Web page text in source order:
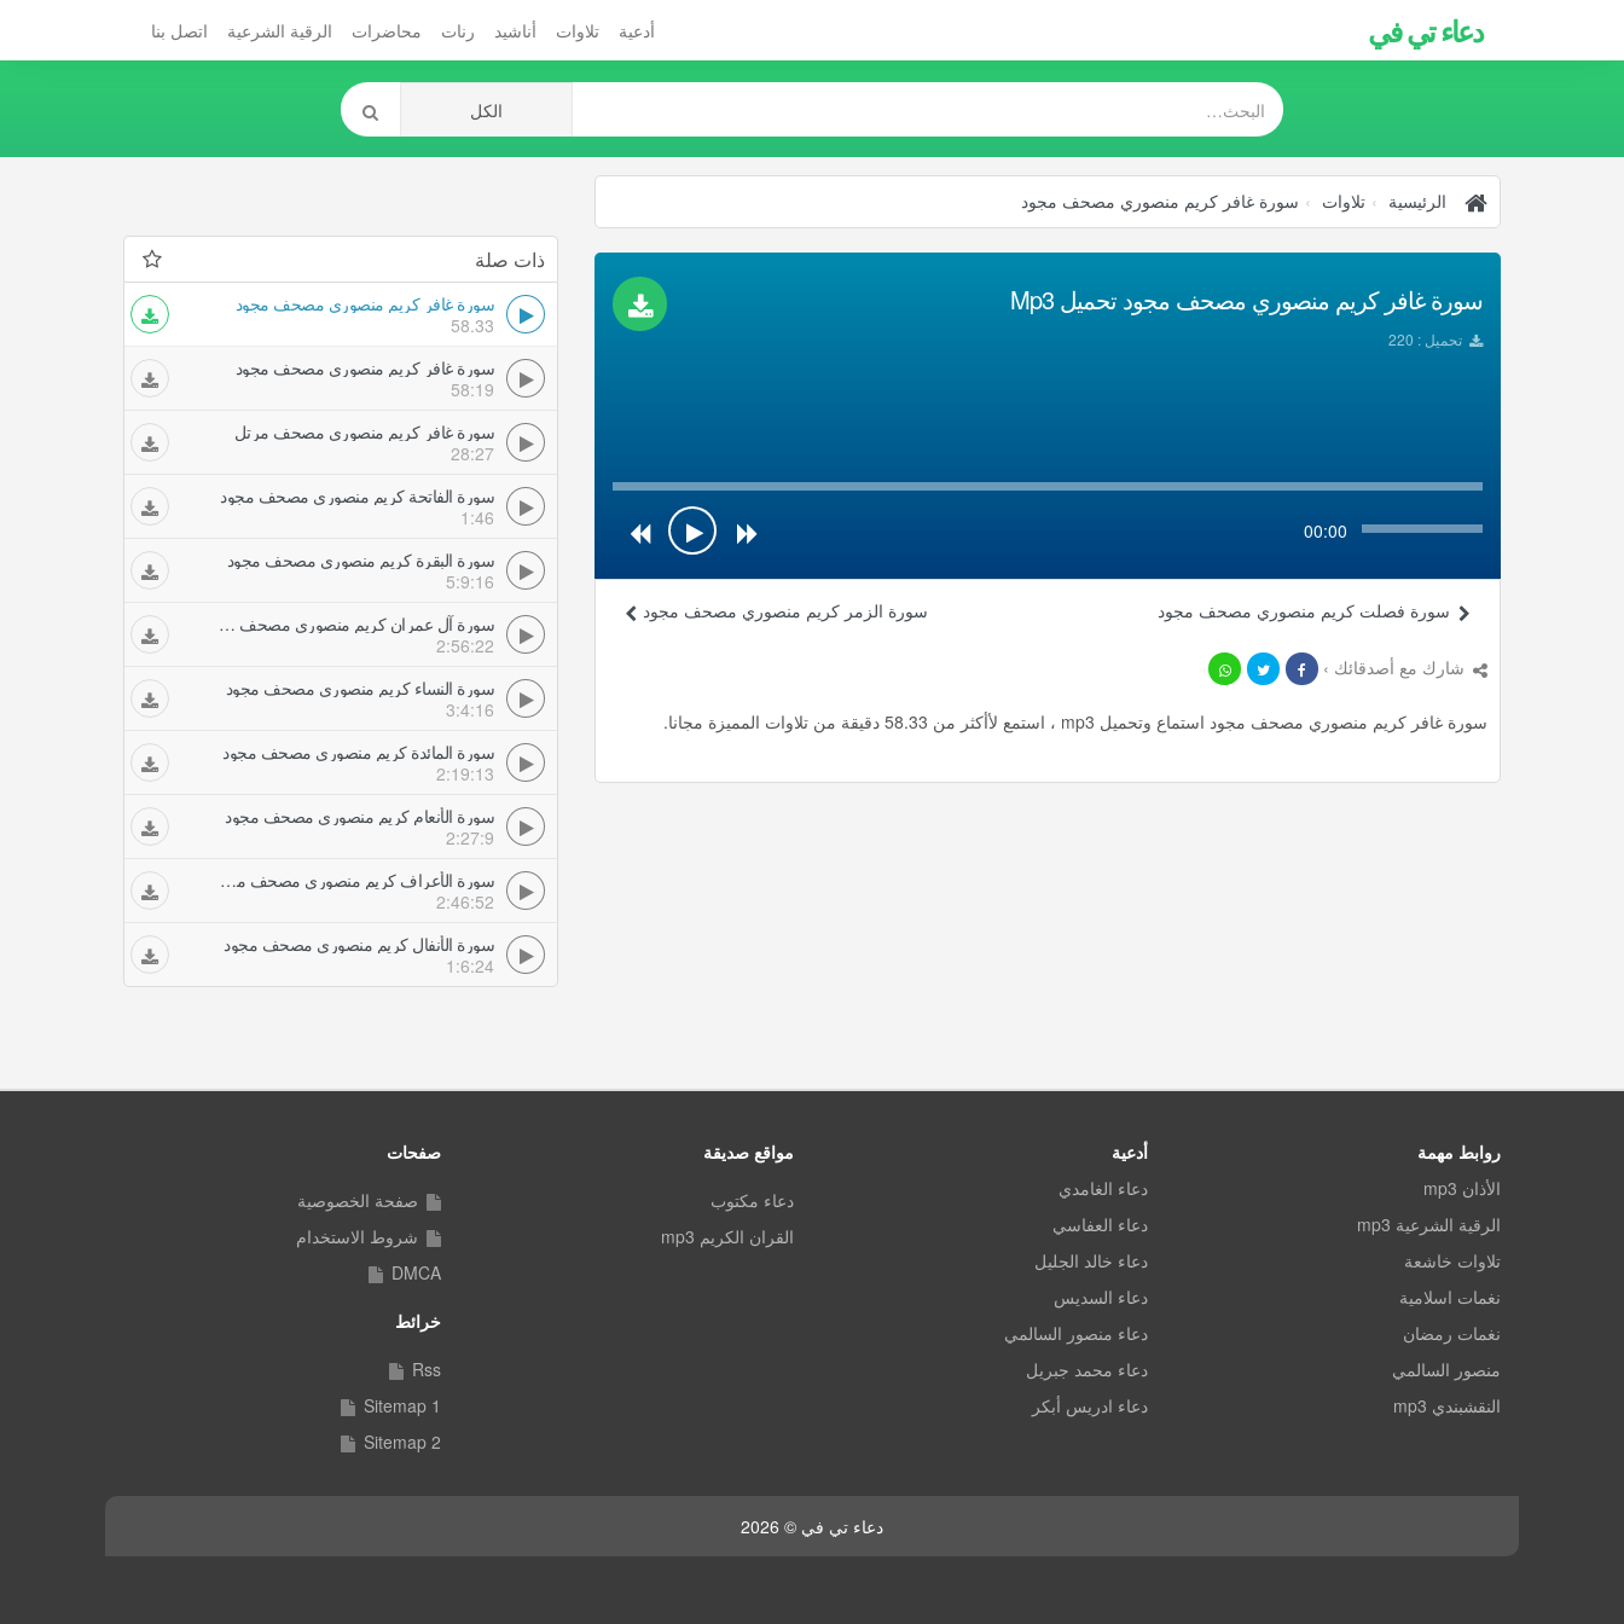
دعاء تي في أدعية تلاوات أناشيد رنات محاضرات الرقية الشرعية اتصل بنا
الرئيسية تلاوات سورة غافر كريم منصوري مصحف مجود
سورة غافر كريم منصوري مصحف مجود تحميل Mp3
تحميل : 220
00:00
سورة الزمر كريم منصوري مصحف مجود سورة فصلت كريم منصوري مصحف مجود
شارك مع أصدقائك ›
سورة غافر كريم منصوري مصحف مجود استماع وتحميل mp3 ، استمع لأأكثر من 58.33 دقيقة من تلاوات المميزة مجانا.
ذات صلة
سورة غافر كريم منصوري مصحف مجود
58.33
سورة غافر كريم منصوري مصحف مجود
58:19
سورة غافر كريم منصوري مصحف مرتل
28:27
سورة الفاتحة كريم منصوري مصحف مجود
1:46
سورة البقرة كريم منصوري مصحف مجود
5:9:16
سورة آل عمران كريم منصوري مصحف مجود
2:56:22
سورة النساء كريم منصوري مصحف مجود
3:4:16
سورة المائدة كريم منصوري مصحف مجود
2:19:13
سورة الأنعام كريم منصوري مصحف مجود
2:27:9
سورة الأعراف كريم منصوري مصحف مجود
2:46:52
سورة الأنفال كريم منصوري مصحف مجود
1:6:24
روابط مهمة
الأذان mp3
الرقية الشرعية mp3
تلاوات خاشعة
نغمات اسلامية
نغمات رمضان
منصور السالمي
النقشبندي mp3
أدعية
دعاء الغامدي
دعاء العفاسي
دعاء خالد الجليل
دعاء السديس
دعاء منصور السالمي
دعاء محمد جبريل
دعاء ادريس أبكر
مواقع صديقة
دعاء مكتوب
القران الكريم mp3
صفحات
صفحة الخصوصية
شروط الاستخدام
DMCA
خرائط
Rss
Sitemap 1
Sitemap 2
دعاء تي في © 2026